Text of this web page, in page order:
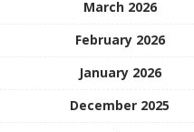
March 2026
February 2026
January 2026
December 2025